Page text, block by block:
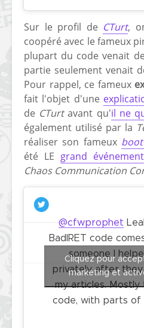
Sur le profil de CTurt,
coopéré avec le fameux
plupart du code venait
partie seulement venait
Pour rappel, ce fameux
fait l'objet d'une
de CTurtavant qu'il ne
également utilisé par la
réaliser son fameux boot
été LE grand événement
Chaos Communication
@cfwprophet
BadIRET code
someone I
privately after
my articles. Mostly
code, with parts of
Cliquez pour
marketing et